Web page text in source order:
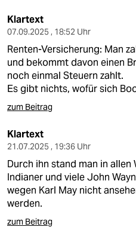
Klartext
07.09.2025 , 18:52 Uhr
Renten-Versicherung: Man
und bekommt davon einen
noch einmal Steuern zahlt.
Es gibt nichts, wofür sich
zum Beitrag
Klartext
21.07.2025 , 19:36 Uhr
Durch ihn stand man in allen
Indianer und viele John
wegen Karl May nicht
werden.
zum Beitrag